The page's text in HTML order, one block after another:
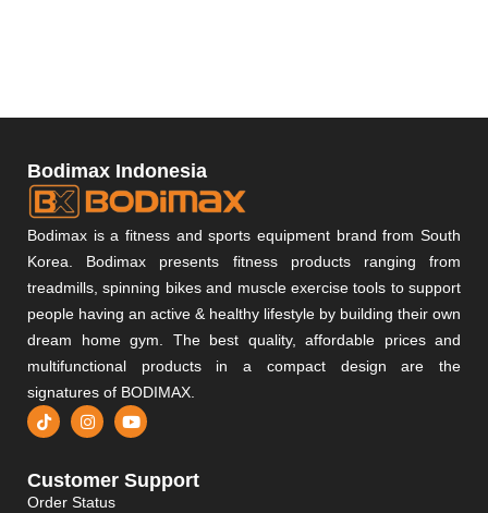
Bodimax Indonesia
Bodimax is a fitness and sports equipment brand from South
Korea. Bodimax presents fitness products ranging from
treadmills, spinning bikes and muscle exercise tools to support
people having an active & healthy lifestyle by building their own
dream home gym. The best quality, affordable prices and
multifunctional products in a compact design are the
signatures of BODIMAX.
Customer Support
Order Status